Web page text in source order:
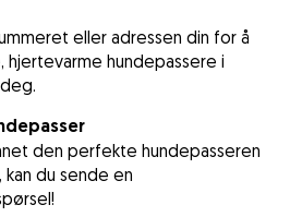
eller adressen din for å
hjertevarme hundepassere i
den perfekte hundepasseren
kan du sende en